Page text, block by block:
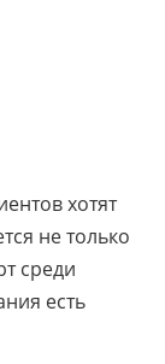
хотят
не только
среди
есть